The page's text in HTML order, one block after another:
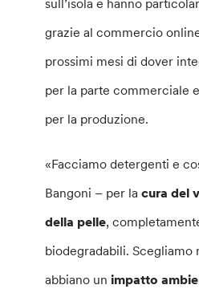
sull’isola e hanno
grazie al commercio
prossimi mesi di dover
per la parte commerciale
per la produzione.
«Facciamo detergenti e
Bangoni – per lacura del
della pelle,
biodegradabili. Scegliamo
abbiano unimpatto